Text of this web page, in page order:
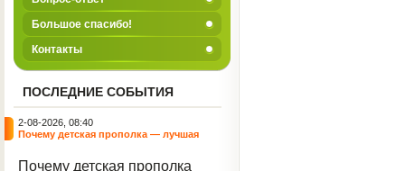
Большое спасибо!
Контакты
ПОСЛЕДНИЕ СОБЫТИЯ
2-08-2026, 08:40
Почему детская прополка — лучшая
Почему детская прополка